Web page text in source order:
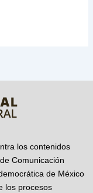
los contenidos
Comunicación
de México
los procesos